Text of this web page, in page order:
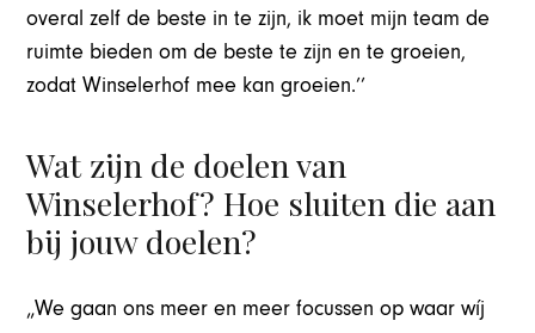
overal zelf de beste in te zijn, ik moet mijn team de
ruimte bieden om de beste te zijn en te groeien,
zodat Winselerhof mee kan groeien.’’
Wat zijn de doelen van
Winselerhof? Hoe sluiten die aan
bij jouw doelen?
„We gaan ons meer en meer focussen op waar wíj